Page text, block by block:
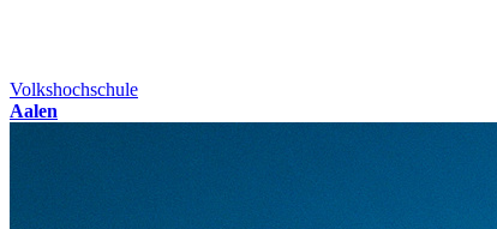
Volkshochschule
Aalen